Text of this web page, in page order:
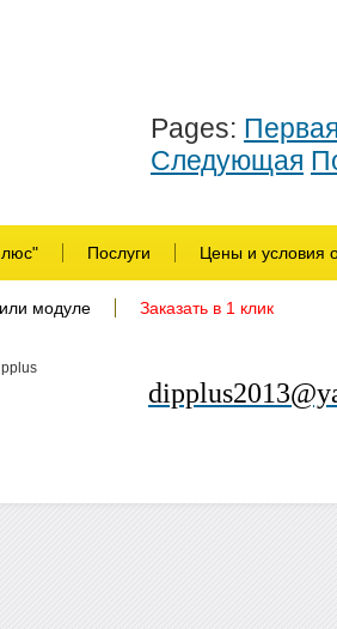
Pages:
Следующая
Послуги Цены и условия
модуле Заказать в 1 клик